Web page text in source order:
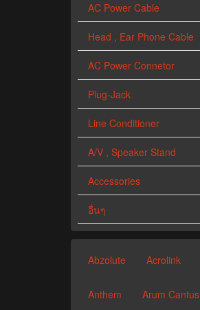
AC Power Cable
Head , Ear Phone Cable
AC Power Connetor
Plug-Jack
Line Conditioner
A/V , Speaker Stand
Accessories
อื่นๆ
Abzolute Acrolink
Anthem Arum Cantus